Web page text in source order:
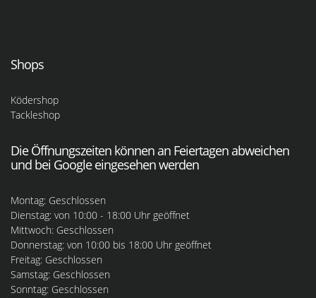
Shops
Ködershop
Tackleshop
Die Öffnungszeiten können an Feiertagen abweichen
und bei Google eingesehen werden
Montag: Geschlossen
Dienstag: von 10:00 - 18:00 Uhr geöffnet
Mittwoch: Geschlossen
Donnerstag: von 10:00 bis 18:00 Uhr geöffnet
Freitag: Geschlossen
Samstag: Geschlossen
Sonntag: Geschlossen